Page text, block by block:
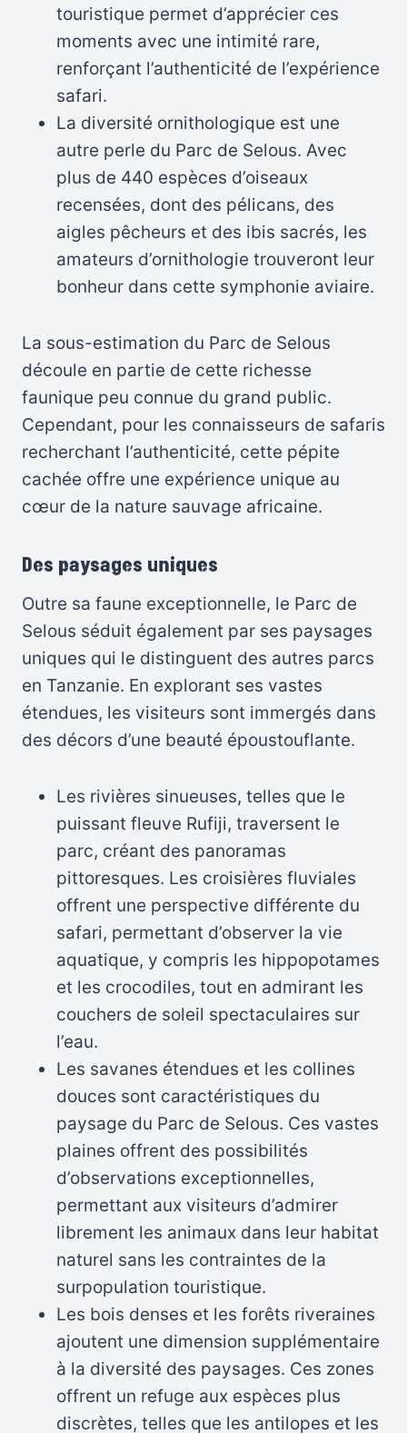
touristique permet d’apprécier ces
moments avec une intimité rare,
renforçant l’authenticité de l’expérience
safari.
La diversité ornithologique est une
autre perle du Parc de Selous. Avec
plus de 440 espèces d’oiseaux
recensées, dont des pélicans, des
aigles pêcheurs et des ibis sacrés, les
amateurs d’ornithologie trouveront leur
bonheur dans cette symphonie aviaire.
La sous-estimation du Parc de Selous
découle en partie de cette richesse
faunique peu connue du grand public.
Cependant, pour les connaisseurs de safaris
recherchant l’authenticité, cette pépite
cachée offre une expérience unique au
cœur de la nature sauvage africaine.
Des paysages uniques
Outre sa faune exceptionnelle, le Parc de
Selous séduit également par ses paysages
uniques qui le distinguent des autres parcs
en Tanzanie. En explorant ses vastes
étendues, les visiteurs sont immergés dans
des décors d’une beauté époustouflante.
Les rivières sinueuses, telles que le
puissant fleuve Rufiji, traversent le
parc, créant des panoramas
pittoresques. Les croisières fluviales
offrent une perspective différente du
safari, permettant d’observer la vie
aquatique, y compris les hippopotames
et les crocodiles, tout en admirant les
couchers de soleil spectaculaires sur
l’eau.
Les savanes étendues et les collines
douces sont caractéristiques du
paysage du Parc de Selous. Ces vastes
plaines offrent des possibilités
d’observations exceptionnelles,
permettant aux visiteurs d’admirer
librement les animaux dans leur habitat
naturel sans les contraintes de la
surpopulation touristique.
Les bois denses et les forêts riveraines
ajoutent une dimension supplémentaire
à la diversité des paysages. Ces zones
offrent un refuge aux espèces plus
discrètes, telles que les antilopes et les